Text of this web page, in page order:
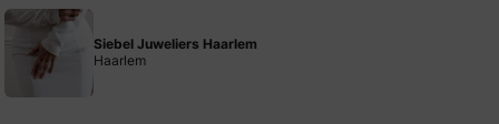
Siebel Juweliers Haarlem
Haarlem